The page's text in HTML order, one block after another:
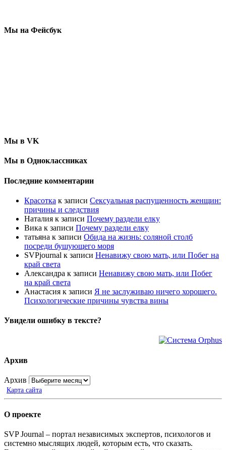
Мы на Фейсбук
Мы в VK
Мы в Одноклассниках
Последние комментарии
Красотка к записи Сексуальная распущенность женщин:
причины и следствия
Наталия к записи Почему раздели елку
Вика к записи Почему раздели елку
татьяна к записи Обида на жизнь: соляной столб
посреди бушующего моря
SVPjournal к записи Ненавижу свою мать, или Побег на
край света
Александра к записи Ненавижу свою мать, или Побег
на край света
Анастасия к записи Я не заслуживаю ничего хорошего.
Психологические причины чувства вины
Увидели ошибку в тексте?
Архив
Архив
Карта сайта
О проекте
SVP Journal – портал независимых экспертов, психологов и
системно мыслящих людей, которым есть, что сказать.